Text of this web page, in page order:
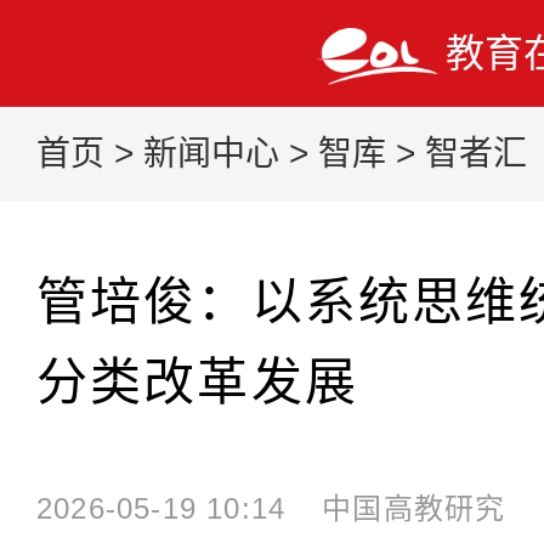
教育
首页 > 新闻中心 > 智库 > 智者汇
管培俊：以系统思维
分类改革发展
2026-05-19 10:14 中国高教研究